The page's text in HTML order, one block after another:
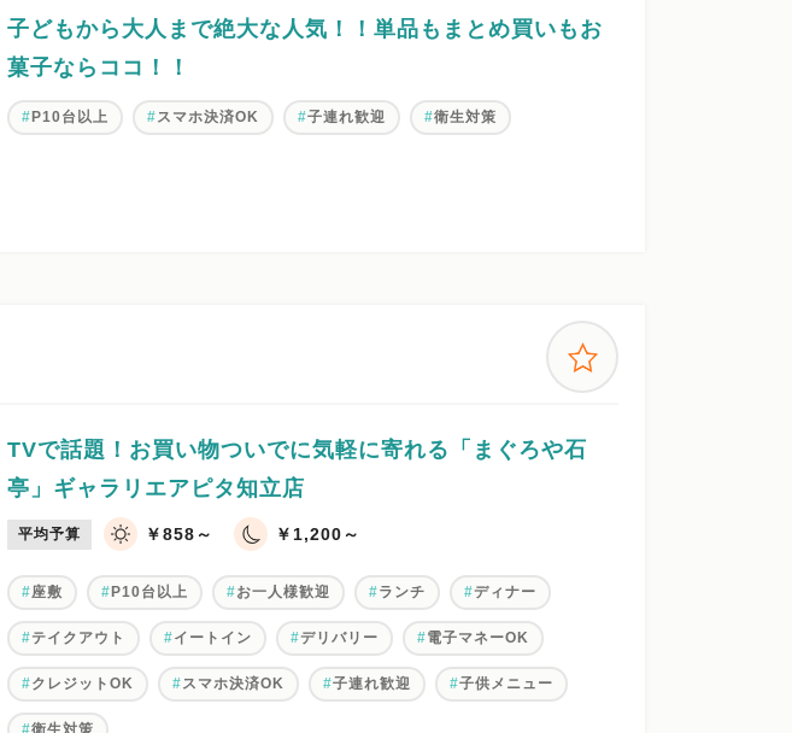
子どもから大人まで絶大な人気！！単品もまとめ買いもお
菓子ならココ！！
P10台以上 スマホ決済OK 子連れ歓迎 衛生対策
TVで話題！お買い物ついでに気軽に寄れる「まぐろや石
亭」ギャラリエアピタ知立店
平均予算 ￥858～ ￥1,200～
座敷 P10台以上 お一人様歓迎 ランチ ディナー
テイクアウト イートイン デリバリー 電子マネーOK
クレジットOK スマホ決済OK 子連れ歓迎 子供メニュー